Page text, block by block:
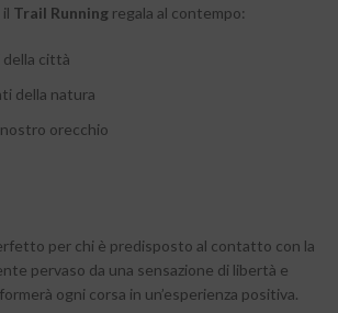
Trail Running regala al contempo:
della città
della natura
orecchio
per chi è predisposto al contatto con la
pervaso da una sensazione di libertà e
ogni corsa in un’esperienza positiva.